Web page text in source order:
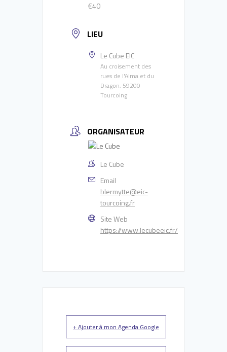
€40
LIEU
Le Cube EIC
Au croisement des
rues de l'Alma et du
Dragon, 59200
Tourcoing
ORGANISATEUR
Le Cube
Email
blermytte@eic-
tourcoing.fr
Site Web
https://www.lecubeeic.fr/
+ Ajouter à mon Agenda Google